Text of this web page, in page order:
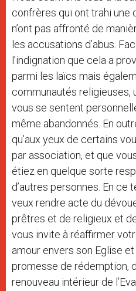
confrères qui ont trahi une
n’ont pas affronté de
les accusations d’abus.
l’indignation que cela a
parmi les laïcs mais
communautés religieuses,
vous se sentent
même abandonnés. En
qu’aux yeux de certains
par association, et que
étiez en quelque sorte
d’autres personnes. En ce
veux rendre acte du
prêtres et de religieux et
vous invite à réaffirmer
amour envers son Eglise
promesse de rédemption,
renouveau intérieur de